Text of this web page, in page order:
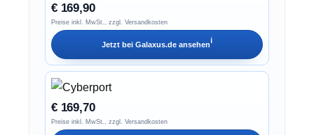
€ 169,90
Preise inkl. MwSt., zzgl. Versandkosten
Jetzt bei Galaxus.de ansehenℹ︎
€ 169,70
Preise inkl. MwSt., zzgl. Versandkosten